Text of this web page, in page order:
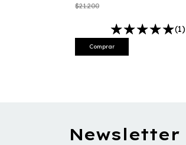
$21.200
(1)
Comprar
Newsletter